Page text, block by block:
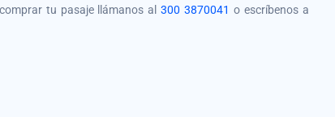
tu pasaje llámanos al300 3870041 o escríbenos a